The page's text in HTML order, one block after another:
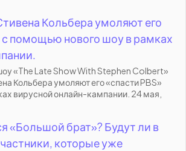
Кольбера умоляют его
с помощью нового шоу в рамках
«The Late Show With Stephen Colbert»
Кольбера умоляют его «спасти PBS»
вирусной онлайн-кампании. 24 мая,
«Большой брат»? Будут ли в
которые уже